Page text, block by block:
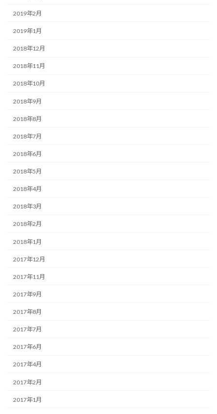
2019年2月
2019年1月
2018年12月
2018年11月
2018年10月
2018年9月
2018年8月
2018年7月
2018年6月
2018年5月
2018年4月
2018年3月
2018年2月
2018年1月
2017年12月
2017年11月
2017年9月
2017年8月
2017年7月
2017年6月
2017年4月
2017年2月
2017年1月